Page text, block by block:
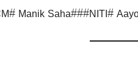
Manik Saha###NITI#